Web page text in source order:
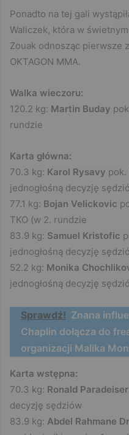
Ponadto na tej gali
Waliczek, która w
Zouak odnosząc pierwsze
OKTAGON MMA.
Walka wieczoru:
120.2 kg: Martin Buday
rundzie
Karta główna:
70.3 kg: Karol Rysavy
jednogłośną decyzję
77.1 kg: Bojan Velickovic
TKO (w 2. rundzie
83.9 kg: Samuel Kristofic
jednogłośną decyzję
52.2 kg: Monika
jednogłośną decyzję
Sprawdź! Znana
Chaplin dołącza do
organizacji Malika
Karta wstępna:
70.3 kg: Ronald Paradeiser
decyzję sędziów
83.9 kg: Abdel Rahmane